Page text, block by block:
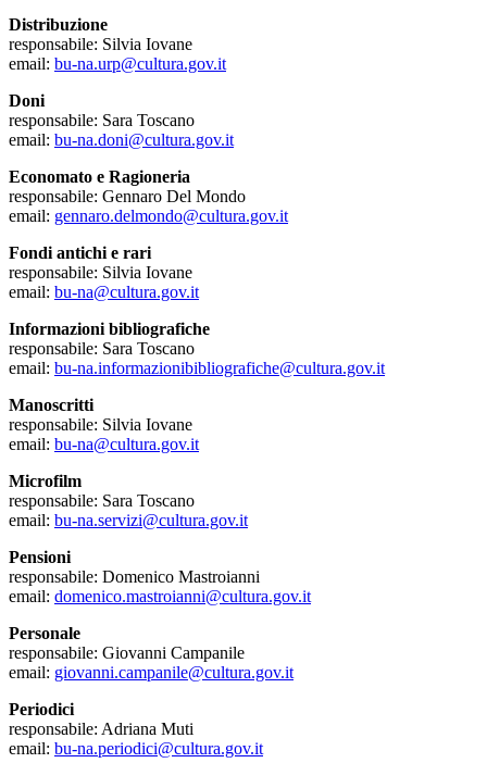
Distribuzione
responsabile: Silvia Iovane
email: bu-na.urp@cultura.gov.it
Doni
responsabile: Sara Toscano
email: bu-na.doni@cultura.gov.it
Economato e Ragioneria
responsabile: Gennaro Del Mondo
email: gennaro.delmondo@cultura.gov.it
Fondi antichi e rari
responsabile: Silvia Iovane
email: bu-na@cultura.gov.it
Informazioni bibliografiche
responsabile: Sara Toscano
email: bu-na.informazionibibliografiche@cultura.gov.it
Manoscritti
responsabile: Silvia Iovane
email: bu-na@cultura.gov.it
Microfilm
responsabile: Sara Toscano
email: bu-na.servizi@cultura.gov.it
Pensioni
responsabile: Domenico Mastroianni
email: domenico.mastroianni@cultura.gov.it
Personale
responsabile: Giovanni Campanile
email: giovanni.campanile@cultura.gov.it
Periodici
responsabile: Adriana Muti
email: bu-na.periodici@cultura.gov.it